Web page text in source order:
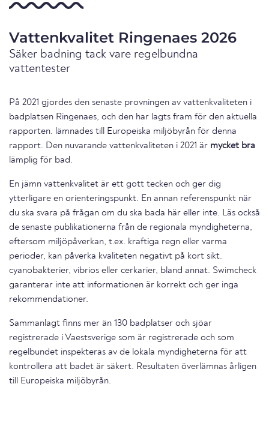
Vattenkvalitet Ringenaes 2026
Säker badning tack vare regelbundna
vattentester
På 2021 gjordes den senaste provningen av vattenkvaliteten i
badplatsen Ringenaes, och den har lagts fram för den aktuella
rapporten. lämnades till Europeiska miljöbyrån för denna
rapport. Den nuvarande vattenkvaliteten i 2021 är mycket bra
lämplig för bad.
En jämn vattenkvalitet är ett gott tecken och ger dig
ytterligare en orienteringspunkt. En annan referenspunkt när
du ska svara på frågan om du ska bada här eller inte. Läs också
de senaste publikationerna från de regionala myndigheterna,
eftersom miljöpåverkan, t.ex. kraftiga regn eller varma
perioder, kan påverka kvaliteten negativt på kort sikt.
cyanobakterier, vibrios eller cerkarier, bland annat. Swimcheck
garanterar inte att informationen är korrekt och ger inga
rekommendationer.
Sammanlagt finns mer än 130 badplatser och sjöar
registrerade i Vaestsverige som är registrerade och som
regelbundet inspekteras av de lokala myndigheterna för att
kontrollera att badet är säkert. Resultaten överlämnas årligen
till Europeiska miljöbyrån.